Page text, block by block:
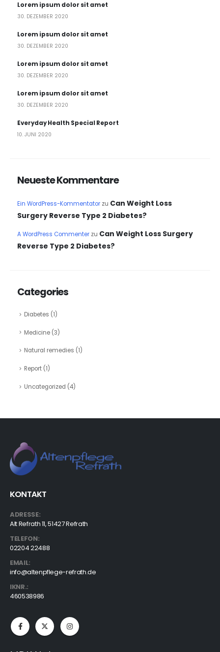
Lorem ipsum dolor sit amet
30. DEZEMBER 2020
Lorem ipsum dolor sit amet
30. DEZEMBER 2020
Lorem ipsum dolor sit amet
30. DEZEMBER 2020
Lorem ipsum dolor sit amet
30. DEZEMBER 2020
Everyday Health Special Report
10. JUNI 2020
Neueste Kommentare
Ein WordPress-Kommentatorzu Can Weight Loss
Surgery Reverse Type 2 Diabetes?
A WordPress Commenterzu Can Weight Loss Surgery
Reverse Type 2 Diabetes?
Categories
Diabetes (1)
Medicine(3)
Natural remedies (1)
Report(1)
Uncategorized (4)
KONTAKT
ADRESSE:
Alt Refrath 11, 51427 Refrath
TELEFON:
02204 22488
EMAIL:
info@altenpflege-refrath.de
IKNR.:
460538986